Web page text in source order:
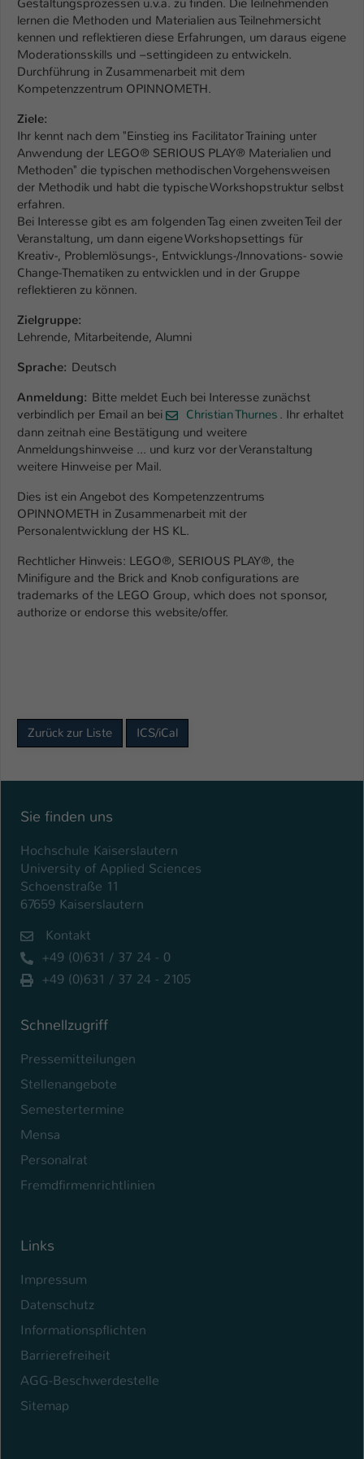
lernen die Methoden und Materialien aus Teilnehmersicht
kennen und reflektieren diese Erfahrungen, um daraus eigene
Moderationsskills und –settingideen zu entwickeln.
Durchführung in Zusammenarbeit mit dem
Kompetenzzentrum OPINNOMETH.
Ziele:
Ihr kennt nach dem "Einstieg ins Facilitator Training unter
Anwendung der LEGO® SERIOUS PLAY® Materialien und
Methoden" die typischen methodischen Vorgehensweisen
der Methodik und habt die typische Workshopstruktur selbst
erfahren.
Bei Interesse gibt es am folgenden Tag einen zweiten Teil der
Veranstaltung, um dann eigene Workshopsettings für
Kreativ-, Problemlösungs-, Entwicklungs-/Innovations- sowie
Change-Thematiken zu entwicklen und in der Gruppe
reflektieren zu können.
Zielgruppe:
Lehrende, Mitarbeitende, Alumni
Sprache: Deutsch
Anmeldung: Bitte meldet Euch bei Interesse zunächst
verbindlich per Email an bei
Christian Thurnes . Ihr erhaltet
dann zeitnah eine Bestätigung und weitere
Anmeldungshinweise ... und kurz vor der Veranstaltung
weitere Hinweise per Mail.
Dies ist ein Angebot des Kompetenzzentrums
OPINNOMETH in Zusammenarbeit mit der
Personalentwicklung der HS KL.
Rechtlicher Hinweis: LEGO®, SERIOUS PLAY®, the
Minifigure and the Brick and Knob configurations are
trademarks of the LEGO Group, which does not sponsor,
authorize or endorse this website/offer.
Zurück zur Liste ICS/iCal
Sie finden uns
Hochschule Kaiserslautern
University of Applied Sciences
Schoenstraße 11
67659 Kaiserslautern
Kontakt
+49 (0)631 / 37 24 - 0
+49 (0)631 / 37 24 - 2105
Schnellzugriff
Pressemitteilungen
Stellenangebote
Semestertermine
Mensa
Personalrat
Fremdfirmenrichtlinien
Links
Impressum
Datenschutz
Informationspflichten
Barrierefreiheit
AGG-Beschwerdestelle
Sitemap
Einstellungen. Unter anderem eine zufällig
generierte ID, für die historische
Speicherung Ihrer vorgenommen
Einstellungen, falls der Webseiten-
Betreiber dies eingestellt hat.
Name fe_typo_user / PHPSESSID
Anbieter TYPO3
Laufzeit
Zweck
Dieses Cookie ist ein Standard-Session-
Cookie von TYPO3. Es speichert im Fall
eines Intranet-Logins die Session-ID. So
kann der eingeloggte Benutzer
gewährt.
Name be_typo_user
Anbieter TYPO3
Laufzeit 1 Tag
Zweck
Dieser Cookie teilt der Webseite mit, ob
ein Besucher im Typo3-Backend
angemeldet ist und Rechte besitzt diese